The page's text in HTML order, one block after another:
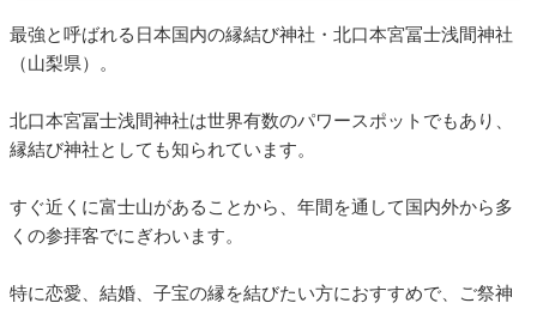
最強と呼ばれる日本国内の縁結び神社・北口本宮冨士浅間神社
（山梨県）。
北口本宮冨士浅間神社は世界有数のパワースポットでもあり、
縁結び神社としても知られています。
すぐ近くに富士山があることから、年間を通して国内外から多
くの参拝客でにぎわいます。
特に恋愛、結婚、子宝の縁を結びたい方におすすめで、ご祭神